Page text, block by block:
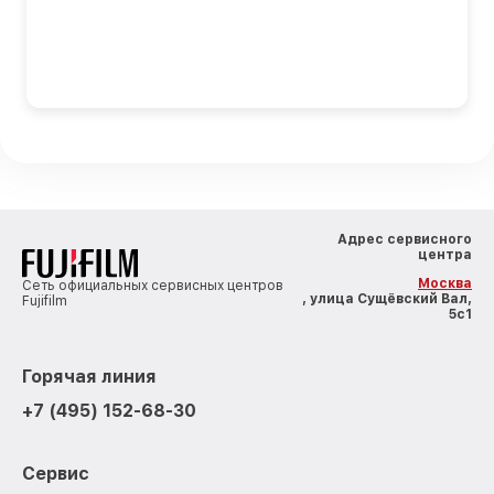
Сеть официальных сервисных центров
Fujifilm
Адрес сервисного
центра
Москва
, улица Сущёвский Вал,
5с1
Горячая линия
+7 (495) 152-68-30
Сервис